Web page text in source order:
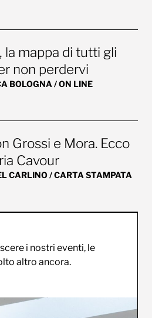
mappa di tutti gli
non perdervi
BOLOGNA / ON LINE
Grossi e Mora. Ecco
Cavour
CARLINO / CARTA STAMPATA
i nostri eventi, le
altro ancora.